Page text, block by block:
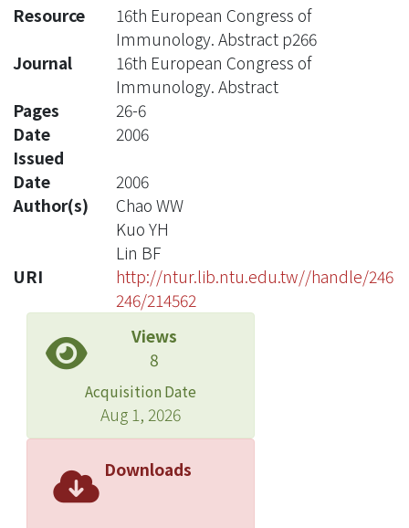
Resource
16th European Congress of
Immunology. Abstract p266
Journal
16th European Congress of
Immunology. Abstract
Pages
26-6
Date
Issued
2006
Date
2006
Author(s)
Chao WW
Kuo YH
Lin BF
URI
http://ntur.lib.ntu.edu.tw//handle/246
246/214562
Views
8
Acquisition Date
Aug 1, 2026
Downloads